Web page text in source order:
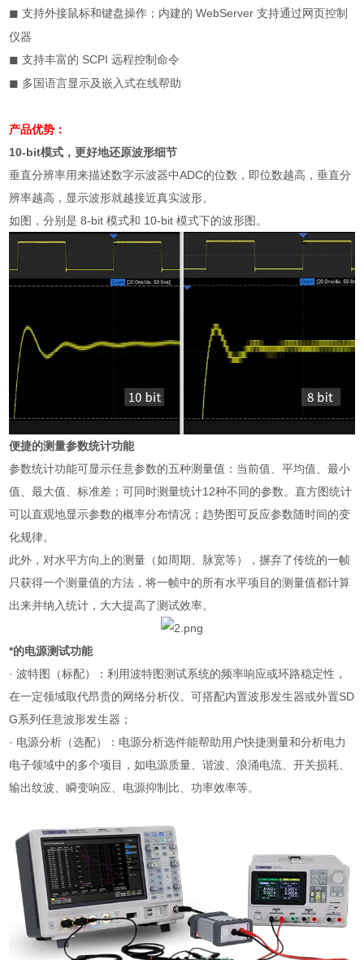
◼ 支持外接鼠标和键盘操作；内建的 WebServer支持通过网页控制
仪器
◼ 支持丰富的 SCPI远程控制命令
◼ 多国语言显示及嵌入式在线帮助
产品优势：
10-bit模式，更好地还原波形细节
垂直分辨率用来描述数字示波器中ADC的位数，即位数越高，垂直分
辨率越高，显示波形就越接近真实波形。
如图，分别是 8-bit模式和 10-bit模式下的波形图。
便捷的测量参数统计功能
参数统计功能可显示任意参数的五种测量值：当前值、平均值、最小
值、最大值、标准差；可同时测量统计12种不同的参数。直方图统计
可以直观地显示参数的概率分布情况；趋势图可反应参数随时间的变
化规律。
此外，对水平方向上的测量（如周期、脉宽等），摒弃了传统的一帧
只获得一个测量值的方法，将一帧中的所有水平项目的测量值都计算
出来并纳入统计，大大提高了测试效率。
*的电源测试功能
·波特图（标配）：利用波特图测试系统的频率响应或环路稳定性，
在一定领域取代昂贵的网络分析仪。可搭配内置波形发生器或外置SD
G系列任意波形发生器；
· 电源分析（选配）：电源分析选件能帮助用户快捷测量和分析电力
电子领域中的多个项目，如电源质量、谐波、浪涌电流、开关损耗、
输出纹波、瞬变响应、电源抑制比、功率效率等。